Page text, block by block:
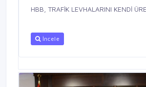
HBB, TRAFİK LEVHALARINI KENDİ
İncele